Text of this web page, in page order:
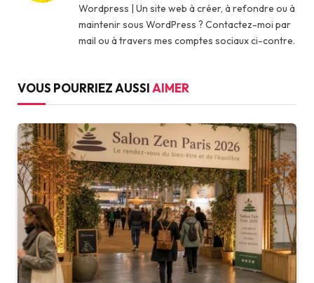
Wordpress | Un site web à créer, à refondre ou à
maintenir sous WordPress ? Contactez-moi par
mail ou à travers mes comptes sociaux ci-contre.
VOUS POURRIEZ AUSSIAIMER